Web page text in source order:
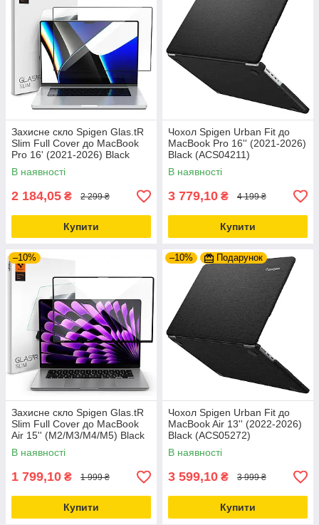
Захисне скло Spigen Glas.tR
Slim Full Cover до MacBook
Pro 16' (2021-2026) Black
(AGL04233)
В наявності
2 184,05 ₴ 2 299 ₴
Купити
Чохол Spigen Urban Fit до
MacBook Pro 16'' (2021-2026)
Black (ACS04211)
В наявності
3 779,10 ₴ 4 199 ₴
Купити
–10%
Захисне скло Spigen Glas.tR
Slim Full Cover до MacBook
Air 15'' (M2/M3/M4/M5) Black
(AGL06950)
В наявності
1 799,10 ₴ 1 999 ₴
Купити
–10% Подарунок
Чохол Spigen Urban Fit до
MacBook Air 13'' (2022-2026)
Black (ACS05272)
В наявності
3 599,10 ₴ 3 999 ₴
Купити